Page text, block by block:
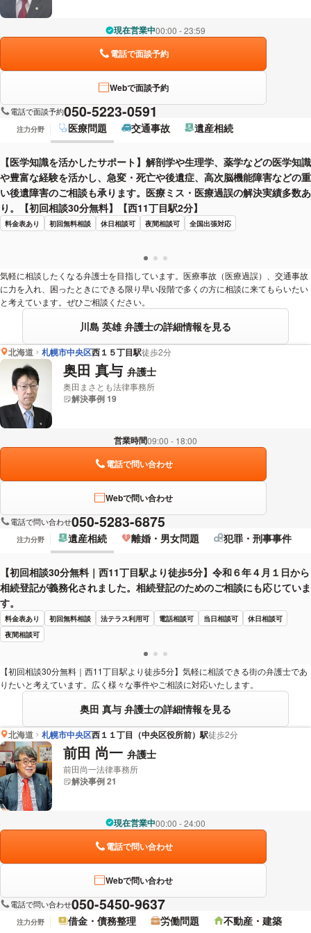
現在営業中00:00 - 23:59
電話で面談予約
Webで面談予約
電話で面談予約050-5223-0591
注力分野 医療問題 交通事故 遺産相続
【医学知識を活かしたサポート】解剖学や生理学、薬学などの医学知識
や豊富な経験を活かし、急変・死亡や後遺症、高次脳機能障害などの重
い後遺障害のご相談も承ります。医療ミス・医療過誤の解決実績多数あ
り。【初回相談30分無料】【西11丁目駅2分】
料金表あり 初回無料相談 休日相談可 夜間相談可 全国出張対応
気軽に相談したくなる弁護士を目指しています。医療事故（医療過誤）、交通事故
に力を入れ、困ったときにできる限り早い段階で多くの方に相談に来てもらいたい
と考えています。ぜひご相談ください。
川島 英雄 弁護士の詳細情報を見る
北海道 札幌市中央区西１５丁目駅徒歩2分
奥田 真与 弁護士
奥田まさとも法律事務所
解決事例 19
営業時間09:00 - 18:00
電話で問い合わせ
Webで問い合わせ
電話で問い合わせ050-5283-6875
注力分野 遺産相続 離婚・男女問題 犯罪・刑事事件
【初回相談30分無料｜西11丁目駅より徒歩5分】令和６年４月１日から
相続登記が義務化されました。相続登記のためのご相談にも応じていま
す。
料金表あり 初回無料相談 法テラス利用可 電話相談可 当日相談可
休日相談可
夜間相談可
【初回相談30分無料｜西11丁目駅より徒歩5分】気軽に相談できる街の弁護士であ
りたいと考えています。広く様々な事件やご相談に対応いたします。
奥田 真与 弁護士の詳細情報を見る
北海道 札幌市中央区西１１丁目（中央区役所前）駅徒歩2分
前田 尚一 弁護士
前田尚一法律事務所
解決事例 21
現在営業中00:00 - 24:00
電話で問い合わせ
Webで問い合わせ
電話で問い合わせ050-5450-9637
注力分野 借金・債務整理 労働問題 不動産・建築